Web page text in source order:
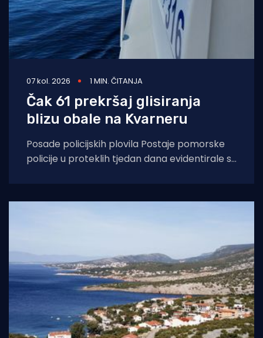
07 kol. 2026 1 MIN. ČITANJA
Čak 61 prekršaj glisiranja
blizu obale na Kvarneru
Posade policijskih plovila Postaje pomorske
policije u proteklih tjedan dana evidentirale su